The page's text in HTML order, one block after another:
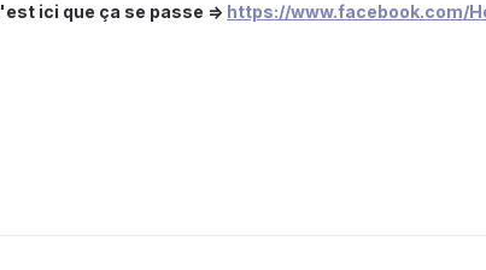
ici que ça se passe => https://www.facebook.com/